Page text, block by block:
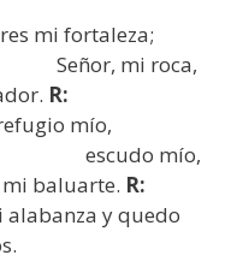
mi fortaleza;
roca,
R:
mío,
mío,
baluarte. R:
alabanza y quedo